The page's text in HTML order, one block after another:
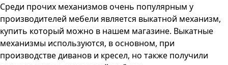
Среди прочих механизмов очень популярным у
производителей мебели является выкатной механизм,
купить который можно в нашем магазине. Выкатные
механизмы используются, в основном, при
производстве диванов и кресел, но также получили